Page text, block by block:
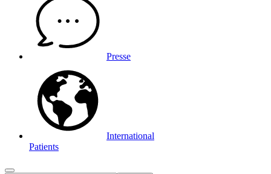
Presse
International
Patients